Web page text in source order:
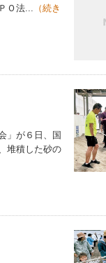
Ｏ法... （続き
」が６日、国
堆積した砂の